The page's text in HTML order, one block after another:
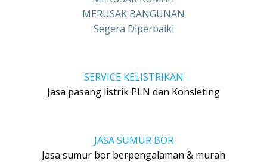
MERUSAK BANGUNAN
Segera Diperbaiki
SERVICE KELISTRIKAN
Jasa pasang listrik PLN dan Konsleting
JASA SUMUR BOR
Jasa sumur bor berpengalaman & murah